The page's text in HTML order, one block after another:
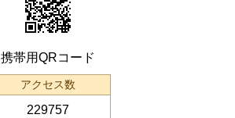
携帯用QRコード
アクセス数
229757